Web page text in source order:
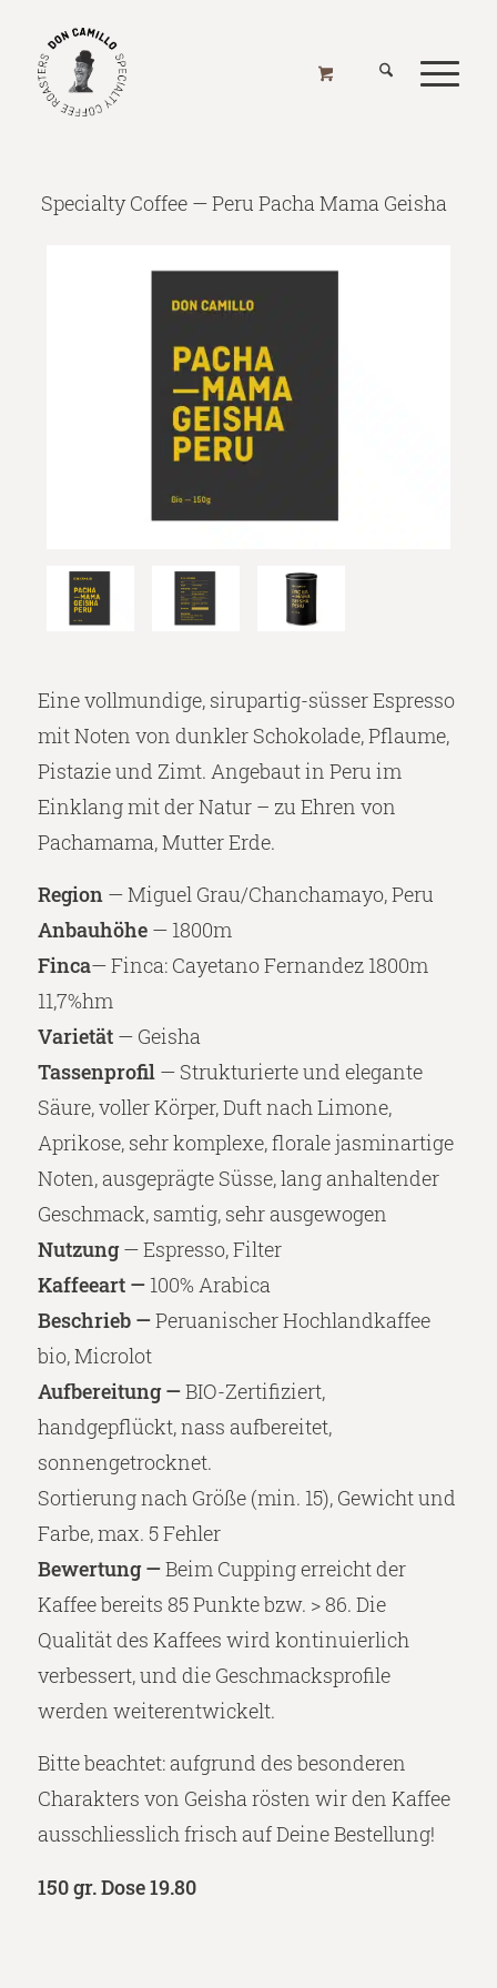
SPECIALTY COFFEE — PERU PACHA MAMA GEISHA
Home / Online Shop Südamerika
Specialty Coffee — Peru Pacha Mama Geisha
Specialty Coffee — Peru Pacha Mama Geisha
Eine vollmundige, sirupartig-süsser Espresso
mit Noten von dunkler Schokolade, Pflaume,
Pistazie und Zimt. Angebaut in Peru im
Einklang mit der Natur – zu Ehren von
Pachamama, Mutter Erde.
Region— Miguel Grau/Chanchamayo, Peru
Anbauhöhe— 1800m
Finca— Finca: Cayetano Fernandez 1800m
11,7%hm
Varietät— Geisha
Tassenprofil— Strukturierte und elegante
Säure, voller Körper, Duft nach Limone,
Aprikose, sehr komplexe, florale jasminartige
Noten, ausgeprägte Süsse, lang anhaltender
Geschmack, samtig, sehr ausgewogen
Nutzung— Espresso, Filter
Kaffeeart —100% Arabica
Beschrieb —Peruanischer Hochlandkaffee
bio, Microlot
Aufbereitung —BIO-Zertifiziert,
handgepflückt, nass aufbereitet,
sonnengetrocknet.
Sortierung nach Größe (min. 15), Gewicht und
Farbe, max. 5 Fehler
Bewertung —Beim Cupping erreicht der
Kaffee bereits 85 Punkte bzw. > 86. Die
Qualität des Kaffees wird kontinuierlich
verbessert, und die Geschmacksprofile
werden weiterentwickelt.
Bitte beachtet: aufgrund des besonderen
Charakters von Geisha rösten wir den Kaffee
ausschliesslich frisch auf Deine Bestellung!
150 gr. Dose 19.80